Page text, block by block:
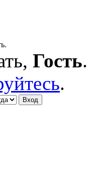
Гость
.